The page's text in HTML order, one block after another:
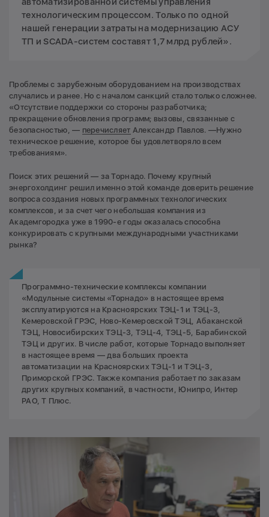
технологическим процессом. Только по одной
нашей генерации затраты на модернизацию АСУ
ТП и SCADA-систем составят 1,7 млрд рублей».
Проблемы с зарубежным оборудованием на производствах
случались и ранее. Но с началом санкций стало только сложнее.
«Отсутствие поддержки со стороны разработчика;
прекращение обновления программ; вызовы, связанные с
безопасностью, — перечисляет Александр Павлов. —Нужно
техническое решение, которое бы удовлетворяло всем
требованиям».
Поиск этих решений — за Торнадо. Почему крупный
энергохолдинг решил именно этой команде доверить решение
вопроса создания новых программных технологических
комплексов, и за счет чего небольшая компания из
Академгородка уже в 1990-е годы оказалась способна
конкурировать с крупными международными участниками
рынка?
Программно-технические комплексы компании
«Модульные системы «Торнадо» в настоящее время
эксплуатируются на Красноярских ТЭЦ-1 и ТЭЦ-3,
Кемеровской ГРЭС, Ново-Кемеровской ТЭЦ, Абаканской
ТЭЦ, Новосибирских ТЭЦ-3, ТЭЦ-4, ТЭЦ-5, Барабинской
ТЭЦ и других. В числе работ, которые Торнадо выполняет
в настоящее время — два больших проекта
автоматизации на Красноярских ТЭЦ-1 и ТЭЦ-3,
Приморской ГРЭС. Также компания работает по заказам
других крупных компаний, в частности, Юнипро, Интер
РАО, Т Плюс.